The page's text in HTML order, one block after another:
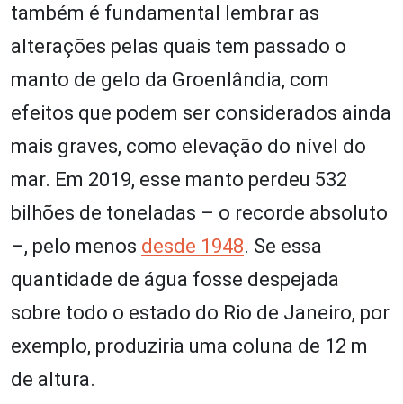
também é fundamental lembrar as
alterações pelas quais tem passado o
manto de gelo da Groenlândia, com
efeitos que podem ser considerados ainda
mais graves, como elevação do nível do
mar. Em 2019, esse manto perdeu 532
bilhões de toneladas – o recorde absoluto
–, pelo menos desde 1948. Se essa
quantidade de água fosse despejada
sobre todo o estado do Rio de Janeiro, por
exemplo, produziria uma coluna de 12 m
de altura.